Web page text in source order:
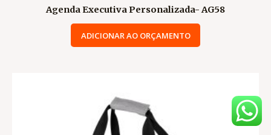
Agenda Executiva Personalizada- AG58
ADICIONAR AO ORÇAMENTO